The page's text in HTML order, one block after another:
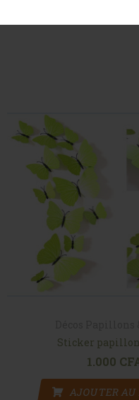
directement coller
Sticker
1.000
AJOUTER AU